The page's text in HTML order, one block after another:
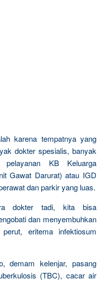
karena tempatnya yang
dokter spesialis, banyak
KB Keluarga
Gawat Darurat) atau IGD
dan parkir yang luas.
dokter tadi, kita bisa
dan menyembuhkan
eritema infektiosum
demam kelenjar, pasang
(TBC), cacar air